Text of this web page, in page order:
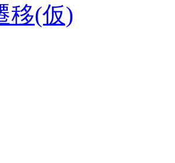
移(仮)